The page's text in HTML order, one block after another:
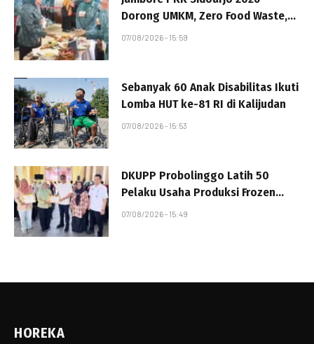
Dorong UMKM, Zero Food Waste,
dan Penurunan Stunting
07/08/2026 - 15:59
Sebanyak 60 Anak Disabilitas Ikuti
Lomba HUT ke-81 RI di Kalijudan
07/08/2026 - 15:53
DKUPP Probolinggo Latih 50
Pelaku Usaha Produksi Frozen
Food Berbahan Ayam
07/08/2026 - 15:49
HOREKA